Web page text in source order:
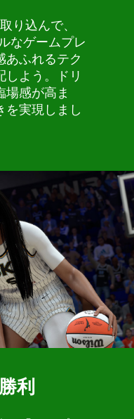
り込んで、
なゲームプレ
あふれるテク
しよう。ドリ
場感が高ま
を実現しまし
利